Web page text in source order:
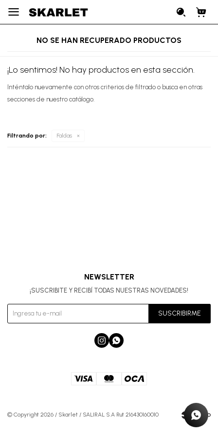

NO SE HAN RECUPERADO PRODUCTOS
¡Lo sentimos! No hay productos en esta sección.
Inténtalo nuevamente con otros criterios de filtrado o busca en otras
secciones de nuestro catálogo.
Filtrando por: Faldas
NEWSLETTER
¡SUSCRIBITE Y RECIBÍ TODAS NUESTRAS NOVEDADES!
SUSCRIBIRME
 
© Copyright 2026 / Skarlet / SALIRAL S.A Rut 216430160010